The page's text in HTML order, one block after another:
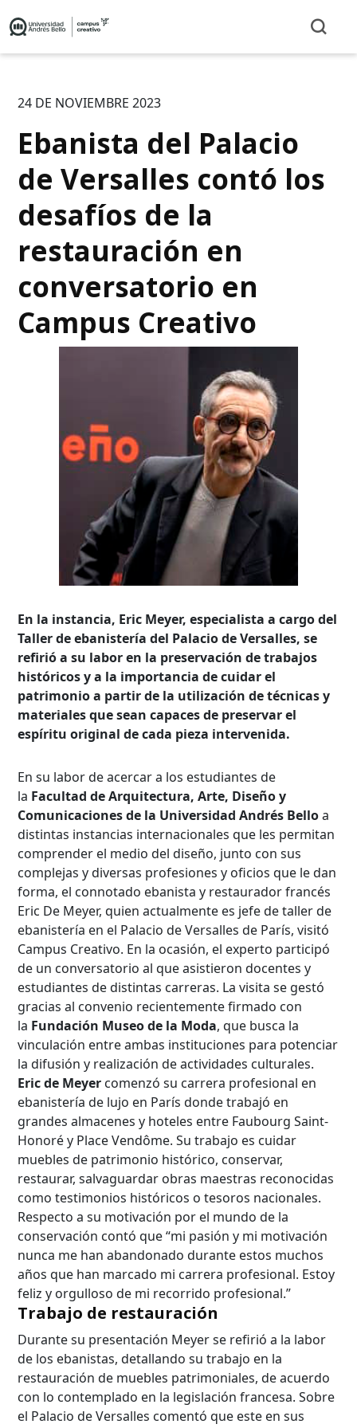
24 DE NOVIEMBRE 2023
Ebanista del Palacio
de Versalles contó los
desafíos de la
restauración en
conversatorio en
Campus Creativo
En la instancia, Eric Meyer, especialista a cargo del
Taller de ebanistería del Palacio de Versalles, se
refirió a su labor en la preservación de trabajos
históricos y a la importancia de cuidar el
patrimonio a partir de la utilización de técnicas y
materiales que sean capaces de preservar el
espíritu original de cada pieza intervenida.
En su labor de acercar a los estudiantes de
la Facultad de Arquitectura, Arte, Diseño y
Comunicaciones de la Universidad Andrés Belloa
distintas instancias internacionales que les permitan
comprender el medio del diseño, junto con sus
complejas y diversas profesiones y oficios que le dan
forma, el connotado ebanista y restaurador francés
Eric De Meyer, quien actualmente es jefe de taller de
ebanistería en el Palacio de Versalles de París, visitó
Campus Creativo. En la ocasión, el experto participó
de un conversatorio al que asistieron docentes y
estudiantes de distintas carreras. La visita se gestó
gracias al convenio recientemente firmado con
la Fundación Museo de la Moda, que busca la
vinculación entre ambas instituciones para potenciar
la difusión y realización de actividades culturales.
Eric de Meyer comenzó su carrera profesional en
ebanistería de lujo en París donde trabajó en
grandes almacenes y hoteles entre Faubourg Saint-
Honoré y Place Vendôme. Su trabajo es cuidar
muebles de patrimonio histórico, conservar,
restaurar, salvaguardar obras maestras reconocidas
como testimonios históricos o tesoros nacionales.
Respecto a su motivación por el mundo de la
conservación contó que “mi pasión y mi motivación
nunca me han abandonado durante estos muchos
años que han marcado mi carrera profesional. Estoy
feliz y orgulloso de mi recorrido profesional.”
Trabajo de restauración
Durante su presentación Meyer se refirió a la labor
de los ebanistas, detallando su trabajo en la
restauración de muebles patrimoniales, de acuerdo
con lo contemplado en la legislación francesa. Sobre
el Palacio de Versalles comentó que este en sus